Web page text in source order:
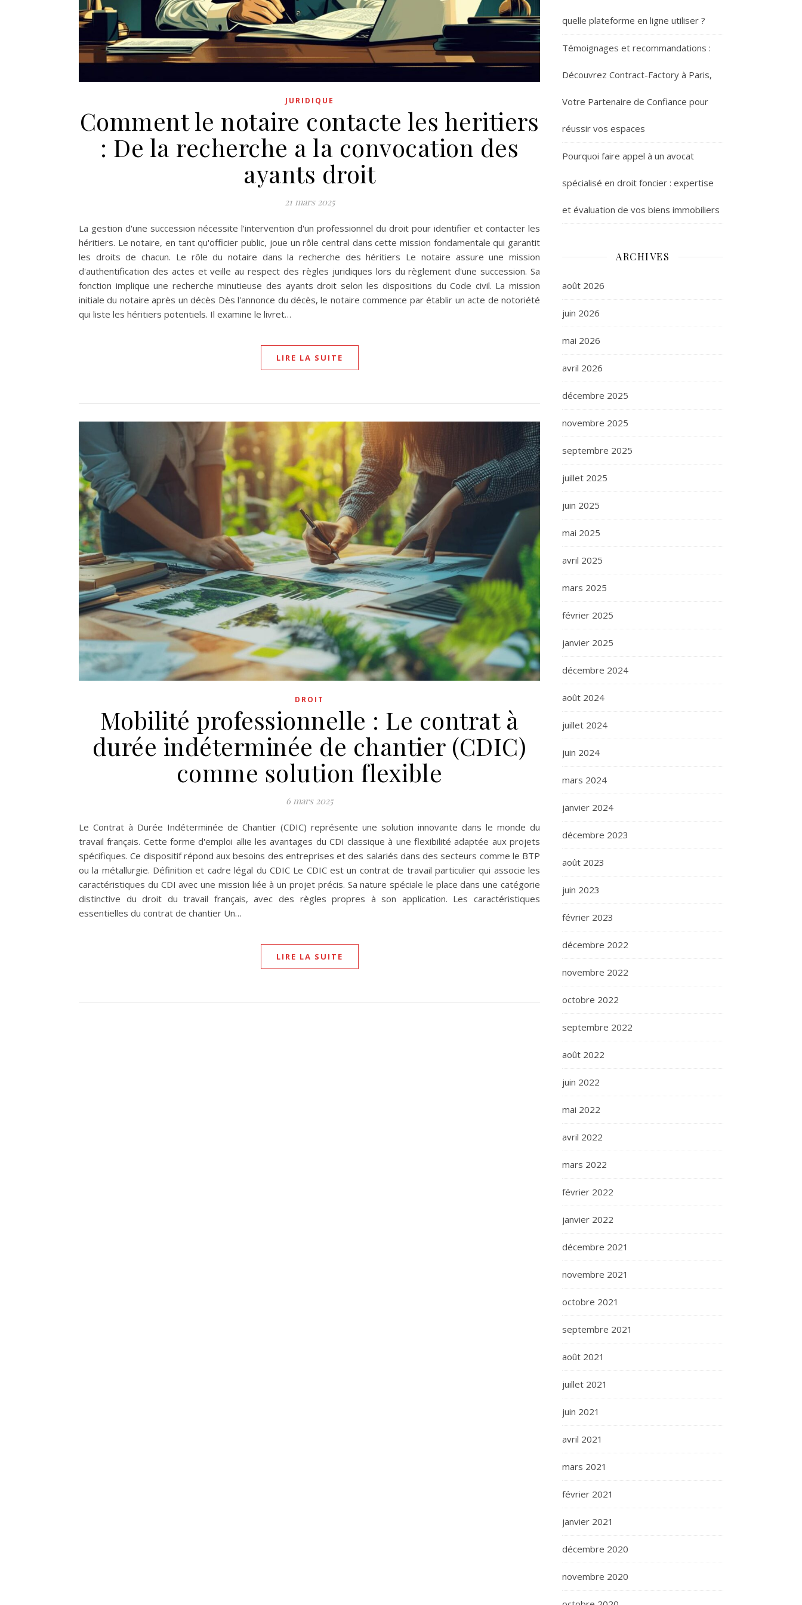
JURIDIQUE
Comment le notaire contacte les heritiers
: De la recherche a la convocation des
ayants droit
21 mars 2025
La gestion d'une succession nécessite l'intervention d'un professionnel du droit pour identifier et contacter les
héritiers. Le notaire, en tant qu'officier public, joue un rôle central dans cette mission fondamentale qui garantit
les droits de chacun. Le rôle du notaire dans la recherche des héritiers Le notaire assure une mission
d'authentification des actes et veille au respect des règles juridiques lors du règlement d'une succession. Sa
fonction implique une recherche minutieuse des ayants droit selon les dispositions du Code civil. La mission
initiale du notaire après un décès Dès l'annonce du décès, le notaire commence par établir un acte de notoriété
qui liste les héritiers potentiels. Il examine le livret…
LIRE LA SUITE
DROIT
Mobilité professionnelle : Le contrat à
durée indéterminée de chantier (CDIC)
comme solution flexible
6 mars 2025
Le Contrat à Durée Indéterminée de Chantier (CDIC) représente une solution innovante dans le monde du
travail français. Cette forme d'emploi allie les avantages du CDI classique à une flexibilité adaptée aux projets
spécifiques. Ce dispositif répond aux besoins des entreprises et des salariés dans des secteurs comme le BTP
ou la métallurgie. Définition et cadre légal du CDIC Le CDIC est un contrat de travail particulier qui associe les
caractéristiques du CDI avec une mission liée à un projet précis. Sa nature spéciale le place dans une catégorie
distinctive du droit du travail français, avec des règles propres à son application. Les caractéristiques
essentielles du contrat de chantier Un…
LIRE LA SUITE
quelle plateforme en ligne utiliser ?
Témoignages et recommandations :
Découvrez Contract-Factory à Paris,
Votre Partenaire de Confiance pour
réussir vos espaces
Pourquoi faire appel à un avocat
spécialisé en droit foncier : expertise
et évaluation de vos biens immobiliers
ARCHIVES
août 2026
juin 2026
mai 2026
avril 2026
décembre 2025
novembre 2025
septembre 2025
juillet 2025
juin 2025
mai 2025
avril 2025
mars 2025
février 2025
janvier 2025
décembre 2024
août 2024
juillet 2024
juin 2024
mars 2024
janvier 2024
décembre 2023
août 2023
juin 2023
février 2023
décembre 2022
novembre 2022
octobre 2022
septembre 2022
août 2022
juin 2022
mai 2022
avril 2022
mars 2022
février 2022
janvier 2022
décembre 2021
novembre 2021
octobre 2021
septembre 2021
août 2021
juillet 2021
juin 2021
avril 2021
mars 2021
février 2021
janvier 2021
décembre 2020
novembre 2020